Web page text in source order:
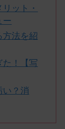
ット・
ー
方法を紹
た！【写
い？消